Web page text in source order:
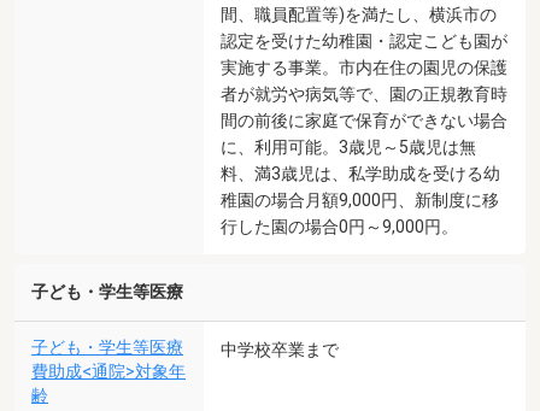
間、職員配置等)を満たし、横浜市の
認定を受けた幼稚園・認定こども園が
実施する事業。市内在住の園児の保護
者が就労や病気等で、園の正規教育時
間の前後に家庭で保育ができない場合
に、利用可能。3歳児～5歳児は無
料、満3歳児は、私学助成を受ける幼
稚園の場合月額9,000円、新制度に移
行した園の場合0円～9,000円。
子ども・学生等医療
子ども・学生等医療
費助成<通院>対象年
齢
中学校卒業まで